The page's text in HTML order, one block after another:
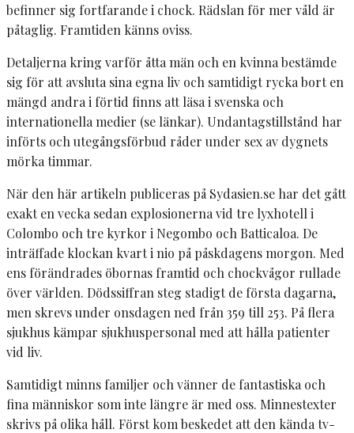
befinner sig fortfarande i chock. Rädslan för mer våld är
påtaglig. Framtiden känns oviss.
Detaljerna kring varför åtta män och en kvinna bestämde
sig för att avsluta sina egna liv och samtidigt rycka bort en
mängd andra i förtid finns att läsa i svenska och
internationella medier (se länkar). Undantagstillstånd har
införts och utegångsförbud råder under sex av dygnets
mörka timmar.
När den här artikeln publiceras på Sydasien.se har det gått
exakt en vecka sedan explosionerna vid tre lyxhotell i
Colombo och tre kyrkor i Negombo och Batticaloa. De
inträffade klockan kvart i nio på påskdagens morgon. Med
ens förändrades öbornas framtid och chockvågor rullade
över världen. Dödssiffran steg stadigt de första dagarna,
men skrevs under onsdagen ned från 359 till 253. På flera
sjukhus kämpar sjukhuspersonal med att hålla patienter
vid liv.
Samtidigt minns familjer och vänner de fantastiska och
fina människor som inte längre är med oss. Minnestexter
skrivs på olika håll. Först kom beskedet att den kända tv-